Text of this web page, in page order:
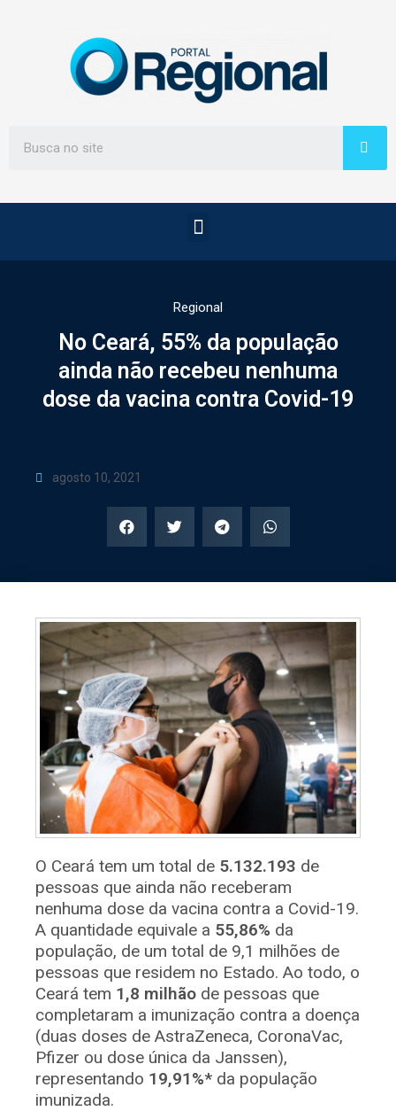
Regional
No Ceará, 55% da população
ainda não recebeu nenhuma
dose da vacina contra Covid-19
agosto 10, 2021
O Ceará tem um total de 5.132.193 de
pessoas que ainda não receberam
nenhuma dose da vacina contra a Covid-19.
A quantidade equivale a 55,86% da
população, de um total de 9,1 milhões de
pessoas que residem no Estado. Ao todo, o
Ceará tem 1,8 milhão de pessoas que
completaram a imunização contra a doença
(duas doses de AstraZeneca, CoronaVac,
Pfizer ou dose única da Janssen),
representando 19,91%* da população
imunizada.